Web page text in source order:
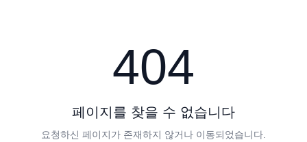
404
페이지를 찾을 수 없습니다
요청하신 페이지가 존재하지 않거나 이동되었습니다.